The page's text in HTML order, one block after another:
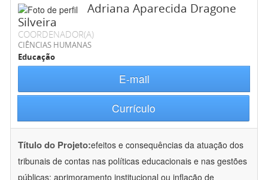
Adriana Aparecida Dragone
Silveira
COORDENADOR(A)
CIÊNCIAS HUMANAS
Educação
E-mail
Currículo
Título do Projeto:efeitos e consequências da atuação dos
tribunais de contas nas políticas educacionais e nas gestões
públicas: aprimoramento institucional ou inflação de